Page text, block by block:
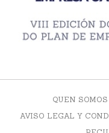
QUEN SOMOS
AVISO LEGAL Y